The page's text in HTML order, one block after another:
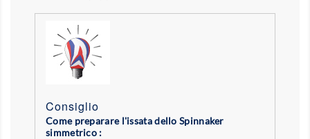
Consiglio
Come preparare l'issata dello Spinnaker
simmetrico :